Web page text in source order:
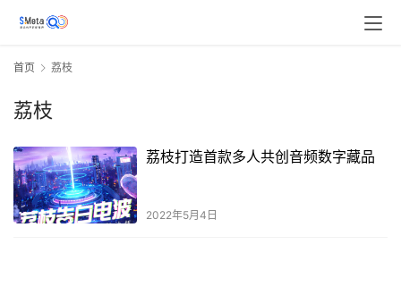
首页 荔枝
荔枝
荔枝打造首款多人共创音频数字藏品
2022年5月4日